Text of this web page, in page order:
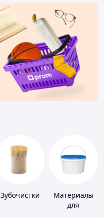
Зубочистки
Материалы
для